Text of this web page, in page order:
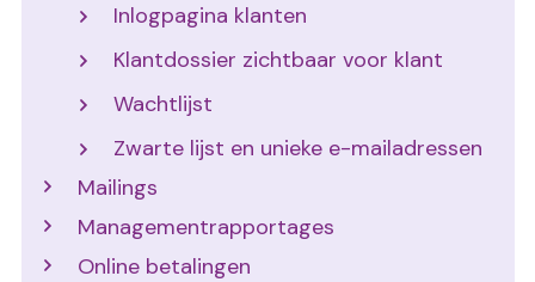
Inlogpagina klanten
Klantdossier zichtbaar voor klant
Wachtlijst
Zwarte lijst en unieke e-mailadressen
Mailings
Managementrapportages
Online betalingen